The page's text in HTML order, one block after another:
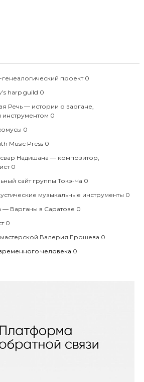
проект 0
harp guild 0
Речь — истории о варгане,
инструментом 0
0
Music Press 0
Надишана — композитор,
0
сайт группы Токэ-Ча 0
музыкальные инструменты 0
— Варганы в Саратове 0
0
Валерия Ерошева 0
человека 0